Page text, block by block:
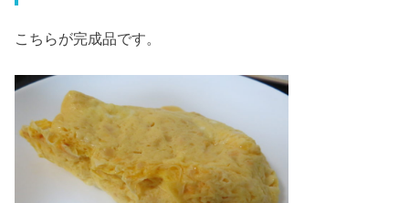
こちらが完成品です。